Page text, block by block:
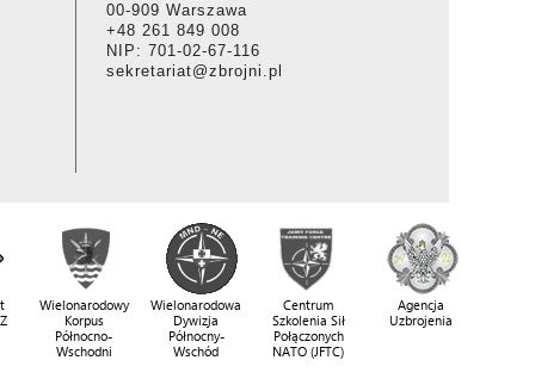
00-909 Warszawa
+48 261 849 008
NIP: 701-02-67-116
sekretariat@zbrojni.pl
Wielonarodowy
Korpus
Północno-
Wschodni
Wielonarodowa
Dywizja
Północny-
Wschód
Centrum
Szkolenia Sił
Połączonych
NATO (JFTC)
Agencja
Uzbrojenia